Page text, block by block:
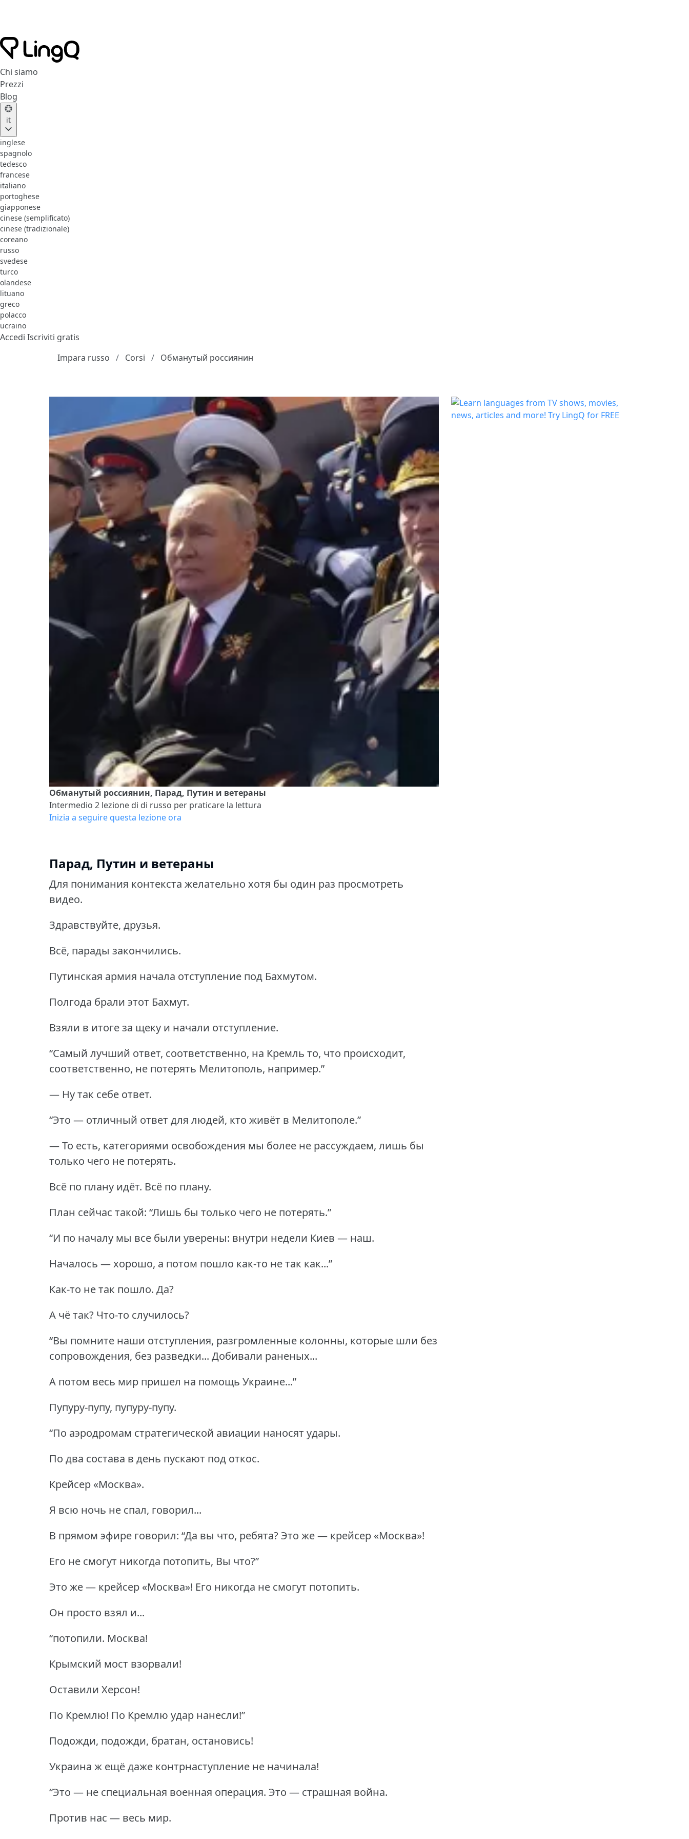
Chi siamo
Prezzi
Blog
it
inglese
spagnolo
tedesco
francese
italiano
portoghese
giapponese
cinese (semplificato)
cinese (tradizionale)
coreano
russo
svedese
turco
olandese
lituano
greco
polacco
ucraino
Accedi Iscriviti gratis
Impara russo
Corsi Обманутый россиянин
Обманутый россиянин, Парад, Путин и ветераны
Intermedio 2 lezione di di russo per praticare la lettura
Inizia a seguire questa lezione ora
Парад, Путин и ветераны
Для понимания контекста желательно хотя бы один раз просмотреть
видео.
Здравствуйте, друзья.
Всё, парады закончились.
Путинская армия начала отступление под Бахмутом.
Полгода брали этот Бахмут.
Взяли в итоге за щеку и начали отступление.
“Самый лучший ответ, соответственно, на Кремль то, что происходит,
соответственно, не потерять Мелитополь, например.”
— Ну так себе ответ.
“Это — отличный ответ для людей, кто живёт в Мелитополе.”
— То есть, категориями освобождения мы более не рассуждаем, лишь бы
только чего не потерять.
Всё по плану идёт. Всё по плану.
План сейчас такой: “Лишь бы только чего не потерять.”
“И по началу мы все были уверены: внутри недели Киев — наш.
Началось — хорошо, а потом пошло как-то не так как...”
Как-то не так пошло. Да?
А чё так? Что-то случилось?
“Вы помните наши отступления, разгромленные колонны, которые шли без
сопровождения, без разведки... Добивали раненых...
А потом весь мир пришел на помощь Украине...”
Пупуру-пупу, пупуру-пупу.
“По аэродромам стратегической авиации наносят удары.
По два состава в день пускают под откос.
Крейсер «Москва».
Я всю ночь не спал, говорил...
В прямом эфире говорил: “Да вы что, ребята? Это же — крейсер «Москва»!
Его не смогут никогда потопить, Вы что?”
Это же — крейсер «Москва»! Его никогда не смогут потопить.
Он просто взял и...
“потопили. Москва!
Крымский мост взорвали!
Оставили Херсон!
По Кремлю! По Кремлю удар нанесли!”
Подожди, подожди, братан, остановись!
Украина ж ещё даже контрнаступление не начинала!
“Это — не специальная военная операция. Это — страшная война.
Против нас — весь мир.